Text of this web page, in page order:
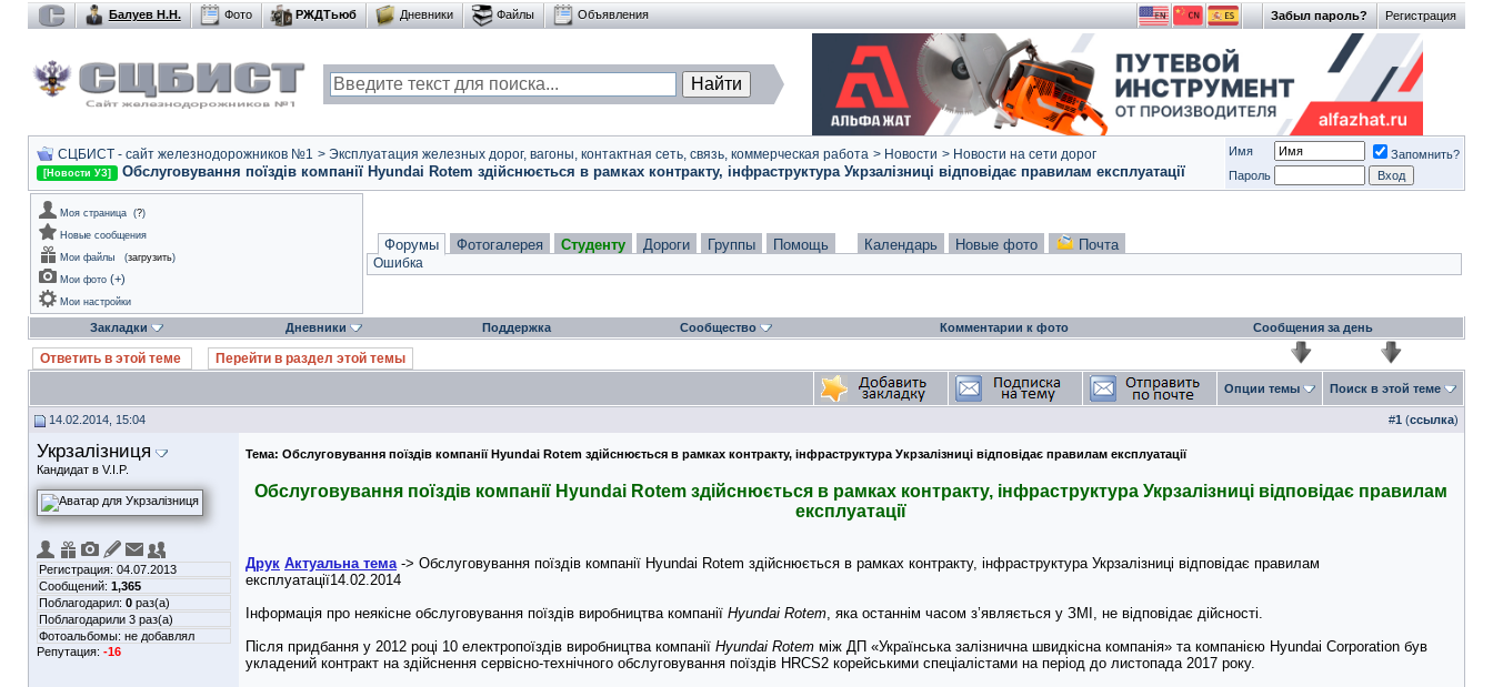
Регистрация
Забыл пароль?
Балуев Н.Н. Фото РЖДТьюб Дневники Файлы Объявления
СЦБИСТ - сайт железнодорожников №1 > Эксплуатация железных дорог, вагоны, контактная сеть, связь, коммерческая работа > Новости > Новости на сети дорог
[Новости УЗ] Обслуговування поїздів компанії Hyundai Rotem здійснюється в рамках контракту, інфраструктура Укрзалізниці відповідає правилам експлуатації
Имя
Запомнить?
Пароль
Моя страница (?)
Новые сообщения
Мои файлы
(загрузить)
Мои фото (+)
Мои настройки
Форумы Фотогалерея Студенту Дороги Группы Помощь Календарь Новые фото Почта
Ошибка
Закладки Дневники Поддержка Сообщество Комментарии к фото Сообщения за день
Ответить в этой теме Перейти в раздел этой темы
Опции темы Поиск в этой теме
14.02.2014, 15:04 #1 (ссылка)
Укрзалізниця
Кандидат в V.I.P.
Регистрация: 04.07.2013
Сообщений: 1,365
Поблагодарил: 0 раз(а)
Поблагодарили 3 раз(а)
Фотоальбомы: не добавлял
Репутация: -16
Тема: Обслуговування поїздів компанії Hyundai Rotem здійснюється в рамках контракту, інфраструктура Укрзалізниці відповідає правилам експлуатації
Обслуговування поїздів компанії Hyundai Rotem здійснюється в рамках контракту, інфраструктура Укрзалізниці відповідає правилам
експлуатації
Друк Актуальна тема-> Обслуговування поїздів компанії Hyundai Rotem здійснюється в рамках контракту, інфраструктура Укрзалізниці відповідає правилам
експлуатації14.02.2014
Інформація про неякісне обслуговування поїздів виробництва компанії Hyundai Rotem, яка останнім часом з’являється у ЗМІ, не відповідає дійсності.
Після придбання у 2012 році 10 електропоїздів виробництва компанії Hyundai Rotem між ДП «Українська залізнична швидкісна компанія» та компанією Hyundai Corporation був
укладений контракт на здійснення сервісно-технічного обслуговування поїздів HRCS2 корейськими спеціалістами на період до листопада 2017 року.